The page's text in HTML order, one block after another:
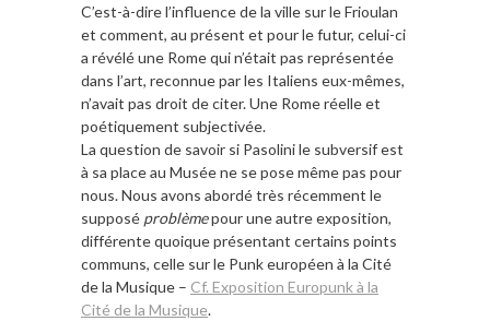
C’est-à-dire l’influence de la ville sur le Frioulan
et comment, au présent et pour le futur, celui-ci
a révélé une Rome qui n’était pas représentée
dans l’art, reconnue par les Italiens eux-mêmes,
n’avait pas droit de citer. Une Rome réelle et
poétiquement subjectivée.
La question de savoir si Pasolini le subversif est
à sa place au Musée ne se pose même pas pour
nous. Nous avons abordé très récemment le
supposé problèmepour une autre exposition,
différente quoique présentant certains points
communs, celle sur le Punk européen à la Cité
de la Musique – Cf. Exposition Europunk à la
Cité de la Musique.